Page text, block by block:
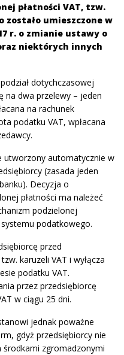
płatności VAT, tzw.
zostało umieszczone w
r. o zmianie ustawy o
niektórych innych
dotychczasowej
na dwa przelewy – jeden
na rachunek
podatku VAT, wpłacana
utworzony automatycznie w
(zasada jeden
Decyzja o
płatności ma należeć
podzielonej
podatkowego.
przed
karuzeli VAT i wyłącza
podatku VAT.
przez przedsiębiorcę
w ciągu 25 dni.
jednak poważne
gdyż przedsiębiorcy nie
zgromadzonymi